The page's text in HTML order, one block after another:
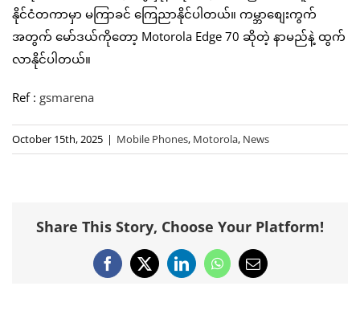
နိုင်ငံတကာမှာ မကြာခင် ကြေညာနိုင်ပါတယ်။ ကမ္ဘာစျေးကွက်
အတွက် မော်ဒယ်ကိုတော့ Motorola Edge 70 ဆိုတဲ့ နာမည်နဲ့ ထွက်
လာနိုင်ပါတယ်။
Ref : gsmarena
October 15th, 2025 | Mobile Phones, Motorola, News
Share This Story, Choose Your Platform!
Facebook
X LinkedInWhatsApp
Email